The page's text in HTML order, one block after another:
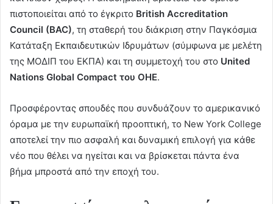
πιστοποιείται από το έγκριτο British Accreditation
Council (BAC), τη σταθερή του διάκριση στην Παγκόσμια
Κατάταξη Εκπαιδευτικών Ιδρυμάτων (σύμφωνα με μελέτη
της ΜΟΔΙΠ του ΕΚΠΑ) και τη συμμετοχή του στο United
Nations Global Compact του ΟΗΕ.
Προσφέροντας σπουδές που συνδυάζουν το αμερικανικό
όραμα με την ευρωπαϊκή προοπτική, το New York College
αποτελεί την πιο ασφαλή και δυναμική επιλογή για κάθε
νέο που θέλει να ηγείται και να βρίσκεται πάντα ένα
βήμα μπροστά από την εποχή του.